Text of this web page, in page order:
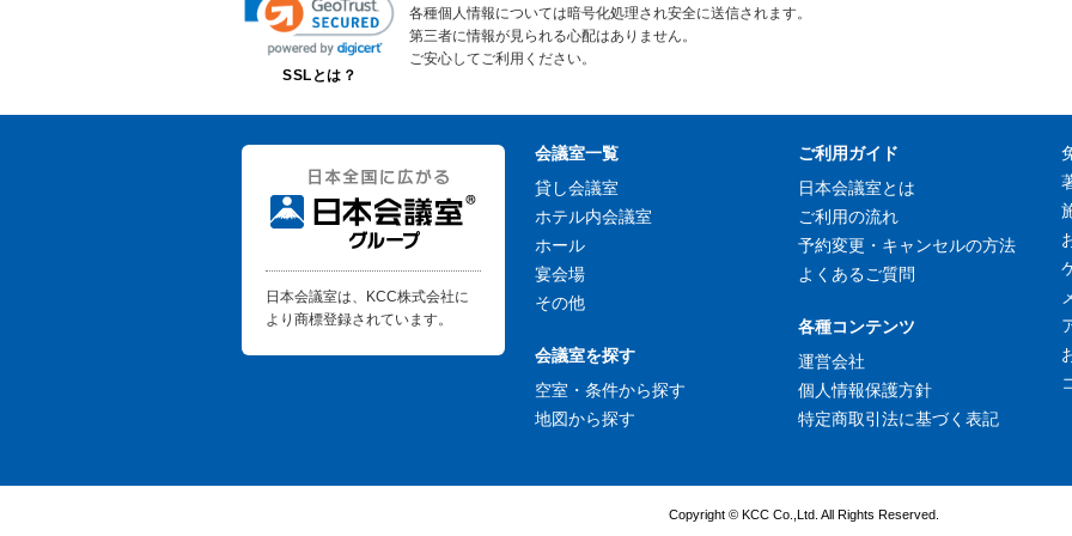
SSLとは？
各種個人情報については暗号化処理され安全に送信されます。
第三者に情報が見られる心配はありません。
ご安心してご利用ください。
日本会議室は、KCC株式会社に
より商標登録されています。
会議室一覧
貸し会議室
ホテル内会議室
ホール
宴会場
その他
会議室を探す
空室・条件から探す
地図から探す
ご利用ガイド
日本会議室とは
ご利用の流れ
予約変更・キャンセルの方法
よくあるご質問
各種コンテンツ
運営会社
個人情報保護方針
特定商取引法に基づく表記
Copyright © KCC Co.,Ltd. All Rights Reserved.